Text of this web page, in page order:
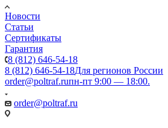
Новости
Статьи
Сертификаты
Гарантия
8 (812) 646-54-18
8 (812) 646-54-18Для регионов России
order@poltraf.ruпн-пт 9:00 — 18:00.
order@poltraf.ru